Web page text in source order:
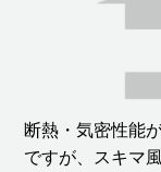
断熱・気密性能
ですが、スキマ